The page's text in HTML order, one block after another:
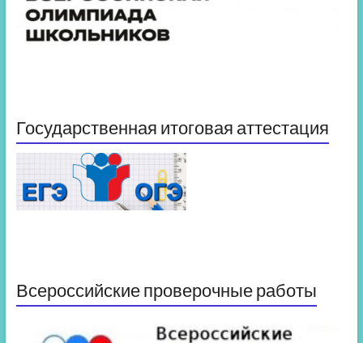
Государственная итоговая аттестация
Всероссийские проверочные работы